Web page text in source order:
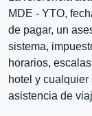
MDE - YTO,
de pagar, un
sistema,
horarios,
hotel y
asistencia de